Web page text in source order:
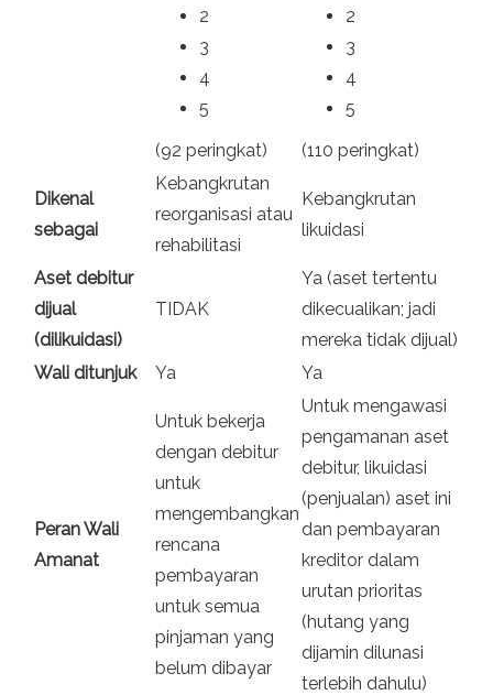
2
3
4
5
(92 peringkat)
2
3
4
5
(110 peringkat)
Dikenal
sebagai
Kebangkrutan
reorganisasi atau
rehabilitasi
Kebangkrutan
likuidasi
Aset debitur
dijual
(dilikuidasi)
TIDAK
Ya (aset tertentu
dikecualikan; jadi
mereka tidak dijual)
Wali ditunjuk
Ya Ya
Peran Wali
Amanat
Untuk bekerja
dengan debitur
untuk
mengembangkan
rencana
pembayaran
untuk semua
pinjaman yang
belum dibayar
Untuk mengawasi
pengamanan aset
debitur, likuidasi
(penjualan) aset ini
dan pembayaran
kreditor dalam
urutan prioritas
(hutang yang
dijamin dilunasi
terlebih dahulu)